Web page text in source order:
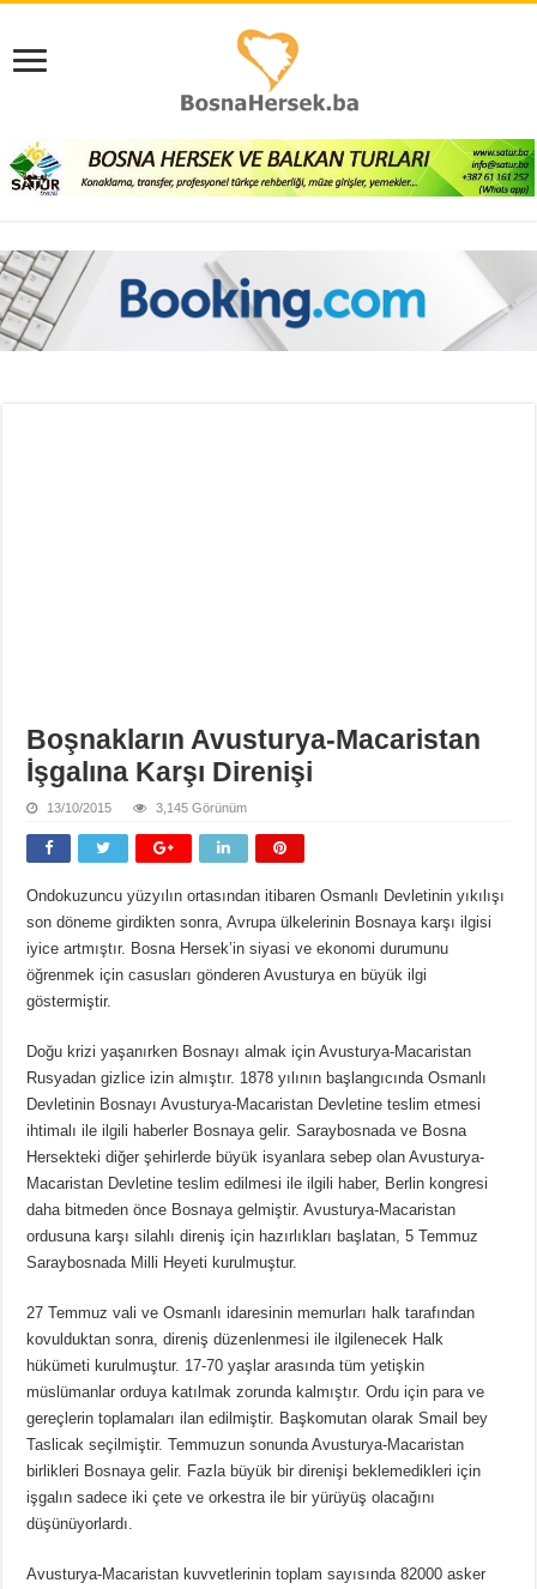
Boşnakların Avusturya-Macaristan
İşgalına Karşı Direnişi
13/10/2015 3,145 Görünüm
Ondokuzuncu yüzyılın ortasından itibaren Osmanlı Devletinin yıkılışı
son döneme girdikten sonra, Avrupa ülkelerinin Bosnaya karşı ilgisi
iyice artmıştır. Bosna Hersek’in siyasi ve ekonomi durumunu
öğrenmek için casusları gönderen Avusturya en büyük ilgi
göstermiştir.
Doğu krizi yaşanırken Bosnayı almak için Avusturya-Macaristan
Rusyadan gizlice izin almıştır. 1878 yılının başlangıcında Osmanlı
Devletinin Bosnayı Avusturya-Macaristan Devletine teslim etmesi
ihtimalı ile ilgili haberler Bosnaya gelir. Saraybosnada ve Bosna
Hersekteki diğer şehirlerde büyük isyanlara sebep olan Avusturya-
Macaristan Devletine teslim edilmesi ile ilgili haber, Berlin kongresi
daha bitmeden önce Bosnaya gelmiştir. Avusturya-Macaristan
ordusuna karşı silahlı direniş için hazırlıkları başlatan, 5 Temmuz
Saraybosnada Milli Heyeti kurulmuştur.
27 Temmuz vali ve Osmanlı idaresinin memurları halk tarafından
kovulduktan sonra, direniş düzenlenmesi ile ilgilenecek Halk
hükümeti kurulmuştur. 17-70 yaşlar arasında tüm yetişkin
müslümanlar orduya katılmak zorunda kalmıştır. Ordu için para ve
gereçlerin toplamaları ilan edilmiştir. Başkomutan olarak Smail bey
Taslicak seçilmiştir. Temmuzun sonunda Avusturya-Macaristan
birlikleri Bosnaya gelir. Fazla büyük bir direnişi beklemedikleri için
işgalın sadece iki çete ve orkestra ile bir yürüyüş olacağını
düşünüyorlardı.
Avusturya-Macaristan kuvvetlerinin toplam sayısında 82000 asker